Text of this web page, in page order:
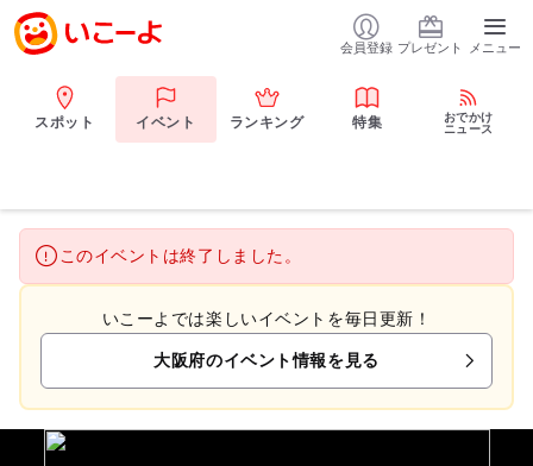
会員登録 プレゼント メニュー
スポット イベント ランキング 特集
おでかけ
ニュース
このイベントは終了しました。
いこーよでは楽しいイベントを毎日更新！
大阪府のイベント情報を見る